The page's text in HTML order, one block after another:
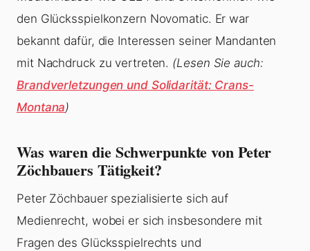
den Glücksspielkonzern Novomatic. Er war
bekannt dafür, die Interessen seiner Mandanten
mit Nachdruck zu vertreten. (Lesen Sie auch:
Brandverletzungen und Solidarität: Crans-
Montana)
Was waren die Schwerpunkte von Peter
Zöchbauers Tätigkeit?
Peter Zöchbauer spezialisierte sich auf
Medienrecht, wobei er sich insbesondere mit
Fragen des Glücksspielrechts und